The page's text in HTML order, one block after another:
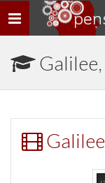
Navigation
rapide